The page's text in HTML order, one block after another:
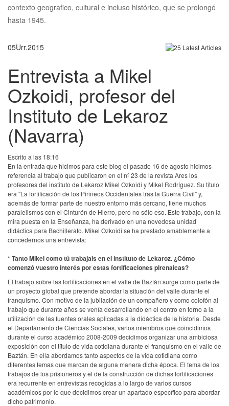
contexto geografico, cultural e incluso histórico, que se prolongó
hasta 1945.
05Urr.2015
Entrevista a Mikel
Ozkoidi, profesor del
Instituto de Lekaroz
(Navarra)
Escrito a las 18:16
En la entrada que hicimos para este blog el pasado 16 de agosto hicimos
referencia al trabajo que publicaron en el nº 23 de la revista Ares los
profesores del instituto de Lekaroz Mikel Ozkoidi y Mikel Rodríguez. Su titulo
era "La fortificación de los Pirineos Occidentales tras la Guerra Civil" y,
además de formar parte de nuestro entorno más cercano, tiene muchos
paralelismos con el Cinturón de Hierro, pero no sólo eso. Este trabajo, con la
mira puesta en la Enseñanza, ha derivado en una novedosa unidad
didáctica para Bachillerato. Mikel Ozkoidi se ha prestado amablemente a
concedernos una entrevista:
* Tanto Mikel como tú trabajais en el instituto de Lekaroz. ¿Cómo
comenzó vuestro interés por estas fortificaciones pirenaicas?
El trabajo sobre las fortificaciones en el valle de Baztán surge como parte de
un proyecto global que pretende abordar la situación del valle durante el
franquismo. Con motivo de la jubilación de un compañero y como colofón al
trabajo que durante años se venía desarrollando en el centro en torno a la
utilización de las fuentes orales aplicadas a la didáctica de la historia. Desde
el Departamento de Ciencias Sociales, varios miembros que coincidimos
durante el curso académico 2008-2009 decidimos organizar una ambiciosa
exposición con el título de vida cotidiana durante el franquismo en el valle de
Baztán. En ella abordamos tanto aspectos de la vida cotidiana como
diferentes temas que marcan de alguna manera dicha época. El tema de los
trabajos de los prisioneros y el de la construcción de dichas fortificaciones
era recurrente en entrevistas recogidas a lo largo de varios cursos
académicos por lo que decidimos crear un apartado específico para abordar
dicho patrimonio.